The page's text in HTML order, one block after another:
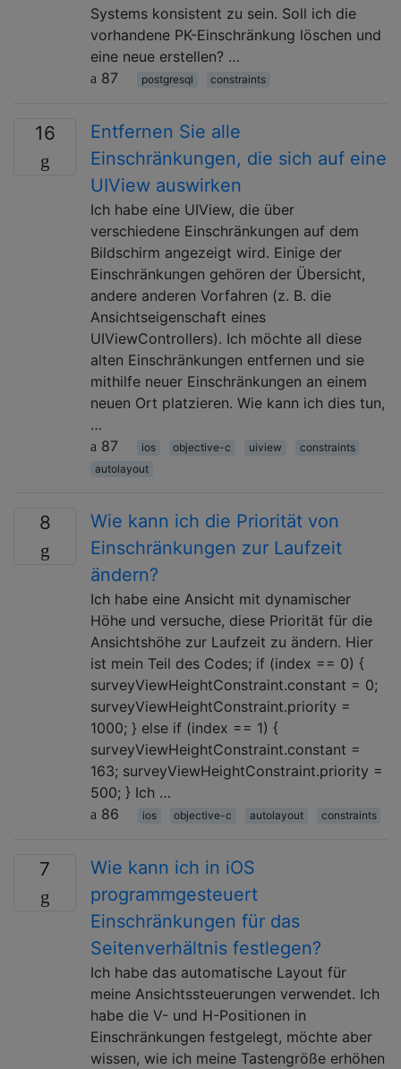
Systems konsistent zu sein. Soll ich die
vorhandene PK-Einschränkung löschen und
eine neue erstellen? …
87
postgresql constraints
16
Entfernen Sie alle
Einschränkungen, die sich auf eine
UIView auswirken
Ich habe eine UIView, die über
verschiedene Einschränkungen auf dem
Bildschirm angezeigt wird. Einige der
Einschränkungen gehören der Übersicht,
andere anderen Vorfahren (z. B. die
Ansichtseigenschaft eines
UIViewControllers). Ich möchte all diese
alten Einschränkungen entfernen und sie
mithilfe neuer Einschränkungen an einem
neuen Ort platzieren. Wie kann ich dies tun,
…
87
ios objective-c uiview
constraints
autolayout
8
Wie kann ich die Priorität von
Einschränkungen zur Laufzeit
ändern?
Ich habe eine Ansicht mit dynamischer
Höhe und versuche, diese Priorität für die
Ansichtshöhe zur Laufzeit zu ändern. Hier
ist mein Teil des Codes; if (index == 0) {
surveyViewHeightConstraint.constant = 0;
surveyViewHeightConstraint.priority =
1000; } else if (index == 1) {
surveyViewHeightConstraint.constant =
163; surveyViewHeightConstraint.priority =
500; } Ich …
86
ios objective-c autolayout constraints
7
Wie kann ich in iOS
programmgesteuert
Einschränkungen für das
Seitenverhältnis festlegen?
Ich habe das automatische Layout für
meine Ansichtssteuerungen verwendet. Ich
habe die V- und H-Positionen in
Einschränkungen festgelegt, möchte aber
wissen, wie ich meine Tastengröße erhöhen